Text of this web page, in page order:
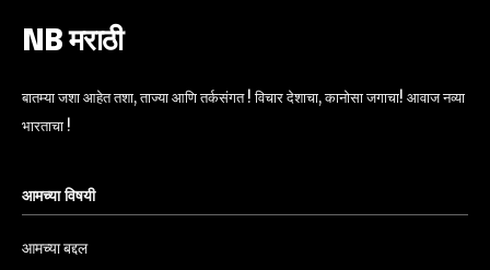
NB मराठी
बातम्या जशा आहेत तशा, ताज्या आणि तर्कसंगत ! विचार देशाचा, कानोसा जगाचा! आवाज नव्या
भारताचा !
आमच्या विषयी
आमच्या बद्दल